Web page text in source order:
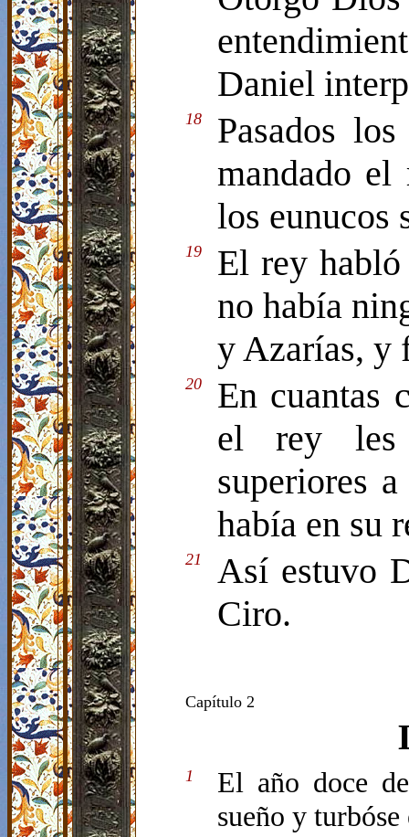
Daniel
18
Pasados
mandado
los eunucos
19
El rey
no había
y Azarías, y
20
En cuantas
el rey les
superiores
había en su
21
Así estuvo
Ciro.
Capítulo 2
1
El año doce
sueño y